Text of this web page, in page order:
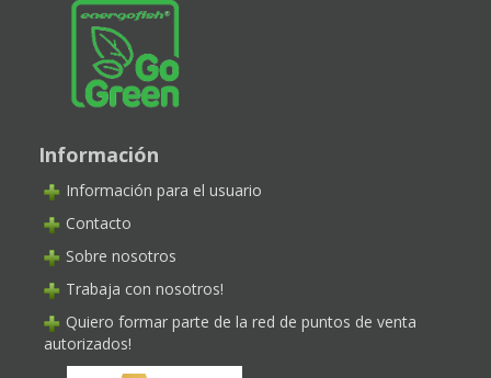
Información
Información para el usuario
Contacto
Sobre nosotros
Trabaja con nosotros!
Quiero formar parte de la red de puntos de venta
autorizados!